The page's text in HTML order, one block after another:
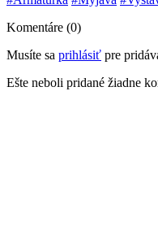
Komentáre (0)
Musíte sa prihlásiť pre
Ešte neboli pridané žiadne